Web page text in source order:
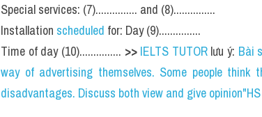
Special services: (7)............... and (8)...............
Installation scheduled for: Day (9)...............
Time of day (10)............... >> IELTS TUTOR lưu ý: Bài
way of advertising themselves. Some people
disadvantages. Discuss both view and give